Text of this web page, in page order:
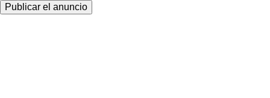
Publicar el anuncio